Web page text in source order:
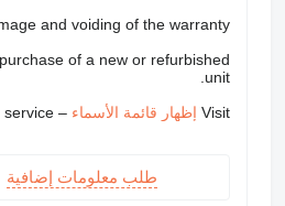
and voiding of the warranty.
of a new or refurbished
unit.
Visit إظهار قائمة الأسماء – we provide expert support, fast delivery and reliable service
طلب معلومات إضافية